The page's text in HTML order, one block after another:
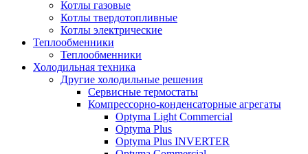
Котлы газовые
Котлы твердотопливные
Котлы электрические
Теплообменники
Теплообменники
Холодильная техника
Другие холодильные решения
Сервисные термостаты
Компрессорно-конденсаторные агрегаты
Optyma Light Commercial
Optyma Plus
Optyma Plus INVERTER